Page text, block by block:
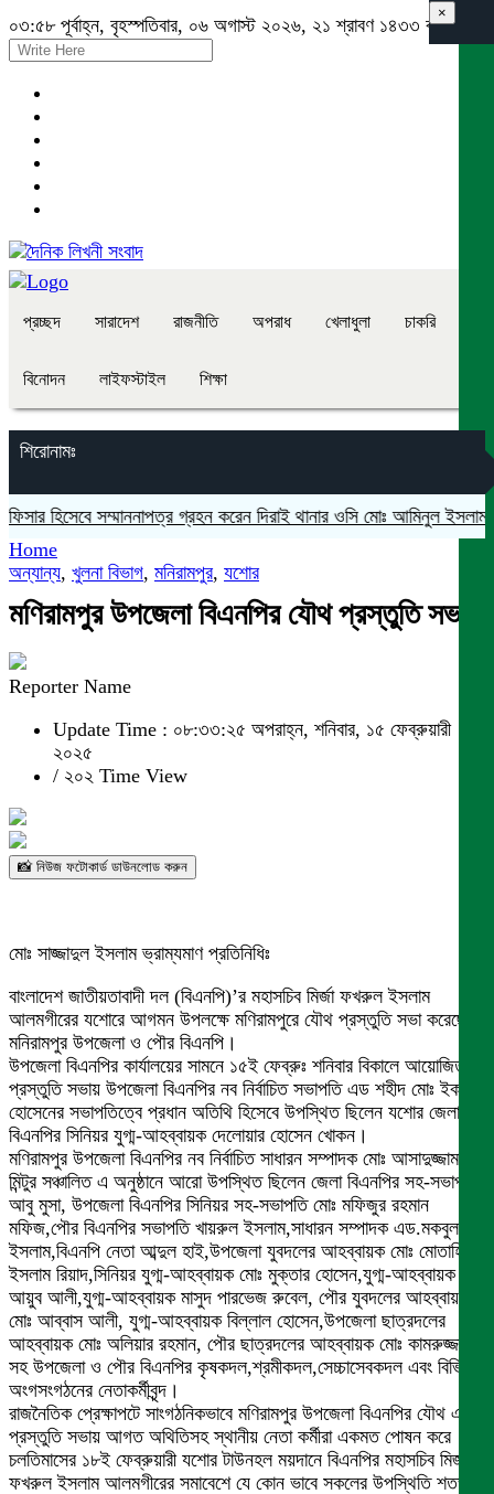
০৩:৫৮ পূর্বাহ্ন, বৃহস্পতিবার, ০৬ অগাস্ট ২০২৬, ২১ শ্রাবণ ১৪৩৩ বঙ্গাব্দ
প্রচ্ছদ সারাদেশ রাজনীতি অপরাধ খেলাধুলা চাকরি
বিনোদন লাইফস্টাইল শিক্ষা
শিরোনামঃ
হিসেবে সম্মাননাপত্র গ্রহন করেন দিরাই থানার ওসি মোঃ আমিনুল ইসলাম
×
Home
অন্যান্য, খুলনা বিভাগ, মনিরামপুর, যশোর
মণিরামপুর উপজেলা বিএনপির যৌথ প্রস্তুতি সভা
Reporter Name
Update Time : ০৮:৩৩:২৫ অপরাহ্ন, শনিবার, ১৫ ফেব্রুয়ারী
২০২৫
/ ২০২ Time View
📸 নিউজ ফটোকার্ড ডাউনলোড করুন
মোঃ সাজ্জাদুল ইসলাম ভ্রাম্যমাণ প্রতিনিধিঃ
বাংলাদেশ জাতীয়তাবাদী দল (বিএনপি)’র মহাসচিব মির্জা ফখরুল ইসলাম
আলমগীরের যশোরে আগমন উপলক্ষে মণিরামপুরে যৌথ প্রস্তুতি সভা করেছে
মনিরামপুর উপজেলা ও পৌর বিএনপি।
উপজেলা বিএনপির কার্যালয়ের সামনে ১৫ই ফেব্রুঃ শনিবার বিকালে আয়োজিত এ
প্রস্তুতি সভায় উপজেলা বিএনপির নব নির্বাচিত সভাপতি এড শহীদ মোঃ ইকবাল
হোসেনের সভাপতিত্বে প্রধান অতিথি হিসেবে উপস্থিত ছিলেন যশোর জেলা
বিএনপির সিনিয়র যুগ্ম-আহব্বায়ক দেলোয়ার হোসেন খোকন।
মণিরামপুর উপজেলা বিএনপির নব নির্বাচিত সাধারন সম্পাদক মোঃ আসাদুজ্জামান
মিন্টুর সঞ্চালিত এ অনুষ্ঠানে আরো উপস্থিত ছিলেন জেলা বিএনপির সহ-সভাপতি
আবু মুসা, উপজেলা বিএনপির সিনিয়র সহ-সভাপতি মোঃ মফিজুর রহমান
মফিজ,পৌর বিএনপির সভাপতি খায়রুল ইসলাম,সাধারন সম্পাদক এড.মকবুল
ইসলাম,বিএনপি নেতা আব্দুল হাই,উপজেলা যুবদলের আহব্বায়ক মোঃ মোতাহিরুল
ইসলাম রিয়াদ,সিনিয়র যুগ্ম-আহব্বায়ক মোঃ মুক্তার হোসেন,যুগ্ম-আহব্বায়ক
আয়ুব আলী,যুগ্ম-আহব্বায়ক মাসুদ পারভেজ রুবেল, পৌর যুবদলের আহব্বায়ক
মোঃ আব্বাস আলী, যুগ্ম-আহব্বায়ক বিল্লাল হোসেন,উপজেলা ছাত্রদলের
আহব্বায়ক মোঃ অলিয়ার রহমান, পৌর ছাত্রদলের আহব্বায়ক মোঃ কামরুজ্জামান
সহ উপজেলা ও পৌর বিএনপির কৃষকদল,শ্রমীকদল,সেচ্চাসেবকদল এবং বিভিন্ন
অংগসংগঠনের নেতাকর্মীবৃন্দ।
রাজনৈতিক প্রেক্ষাপটে সাংগঠনিকভাবে মণিরামপুর উপজেলা বিএনপির যৌথ এ
প্রস্তুতি সভায় আগত অথিতিসহ স্থানীয় নেতা কর্মীরা একমত পোষন করে
চলতিমাসের ১৮ই ফেব্রুয়ারী যশোর টাউনহল ময়দানে বিএনপির মহাসচিব মির্জা
ফখরুল ইসলাম আলমগীরের সমাবেশে যে কোন ভাবে সকলের উপস্থিতি শতভাগ